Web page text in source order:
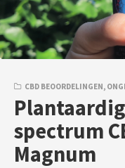
CBD BEOORDELINGEN,
spectrum
Magnum